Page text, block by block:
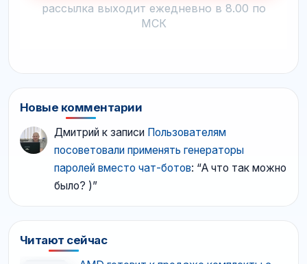
рассылка выходит ежедневно в 8.00 по
МСК
Новые комментарии
Дмитрий к записи Пользователям
посоветовали применять генераторы
паролей вместо чат-ботов: “А что так можно
было? )”
Читают сейчас